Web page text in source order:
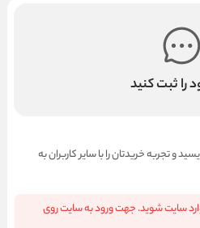
را ثبت کنید
و تجربه خریدتان را با سایر کاربران به
سایت شوید. جهت ورود به سایت روی